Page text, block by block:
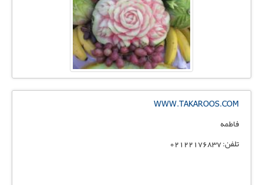
WWW.TAKAROOS.COM
فاطمه
تلفن: 02122176837